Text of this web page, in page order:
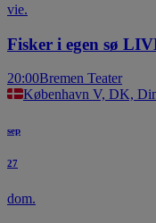
vie.
Fisker i egen sø
20:00Bremen Teater
København V, DK,
sep
27
dom.